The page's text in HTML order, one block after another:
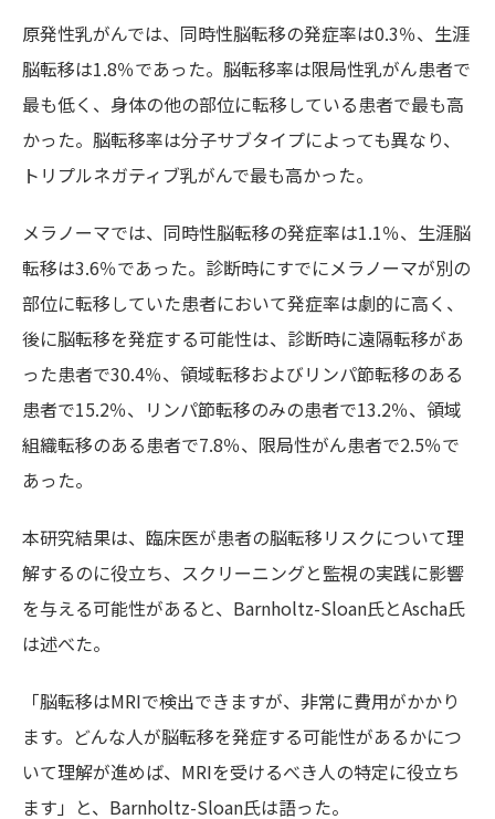
原発性乳がんでは、同時性脳転移の発症率は0.3％、生涯
脳転移は1.8％であった。脳転移率は限局性乳がん患者で
最も低く、身体の他の部位に転移している患者で最も高
かった。脳転移率は分子サブタイプによっても異なり、
トリプルネガティブ乳がんで最も高かった。
メラノーマでは、同時性脳転移の発症率は1.1％、生涯脳
転移は3.6％であった。診断時にすでにメラノーマが別の
部位に転移していた患者において発症率は劇的に高く、
後に脳転移を発症する可能性は、診断時に遠隔転移があ
った患者で30.4％、領域転移およびリンパ節転移のある
患者で15.2％、リンパ節転移のみの患者で13.2％、領域
組織転移のある患者で7.8％、限局性がん患者で2.5％で
あった。
本研究結果は、臨床医が患者の脳転移リスクについて理
解するのに役立ち、スクリーニングと監視の実践に影響
を与える可能性があると、Barnholtz-Sloan氏とAscha氏
は述べた。
「脳転移はMRIで検出できますが、非常に費用がかかり
ます。どんな人が脳転移を発症する可能性があるかにつ
いて理解が進めば、MRIを受けるべき人の特定に役立ち
ます」と、Barnholtz-Sloan氏は語った。